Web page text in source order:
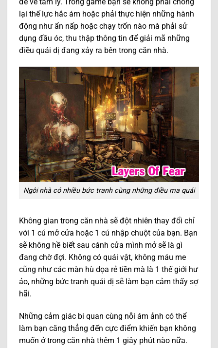
lại thế lực hắc ám hoặc phải thực hiện những hành
động như ẩn nấp hoặc chạy trốn nào mà phải sử
dụng đầu óc, thu thập thông tin để giải mã những
điều quái dị đang xảy ra bên trong căn nhà.
Ngôi nhà có nhiều bức tranh cùng những điều ma quái
Không gian trong căn nhà sẽ đột nhiên thay đổi chỉ
với 1 cú mở cửa hoặc 1 cú nhập chuột của bạn. Bạn
sẽ không hề biết sau cánh cửa mình mở sẽ là gì
đang chờ đợi. Không có quái vật, không máu me
cũng như các màn hù dọa rẻ tiền mà là 1 thế giới hư
ảo, những bức tranh quái dị sẽ làm bạn cảm thấy sợ
hãi.
Những cảm giác bi quan cùng nỗi ám ảnh có thể
làm bạn căng thẳng đến cực điểm khiến bạn không
muốn ở trong căn nhà thêm 1 giây phút nào nữa.